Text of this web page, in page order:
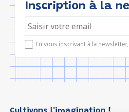
Inscription à la
En vous inscrivant à la